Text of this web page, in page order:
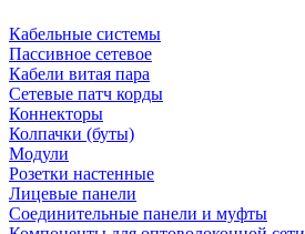
Кабельные системы
Пассивное сетевое
Кабели витая пара
Сетевые патч корды
Коннекторы
Колпачки (буты)
Модули
Розетки настенные
Лицевые панели
Соединительные панели и муфты